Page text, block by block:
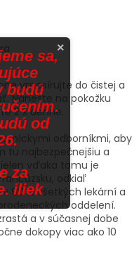
vmasírujte do čistej a
Naneste na pokožku
2 x denne.
odborníkmi, aby
najbezpečnejšiu a
vďaka tomu je
odkiaľ
90 % všetkých lekární a
oddelení.
a v súčasnej dobe
dokopy viac ako 10
×
sa,
budú
od
za
iliek